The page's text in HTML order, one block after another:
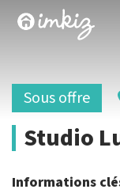
Sous offre
Studio
Informations